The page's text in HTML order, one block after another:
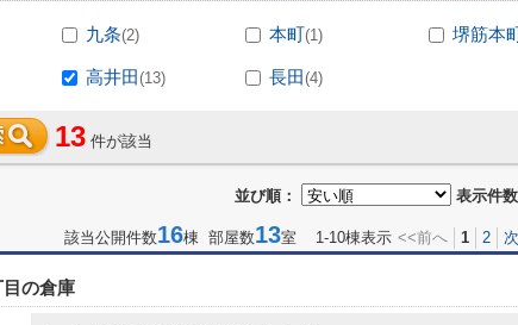
九条(2) 本町(1) 堺筋本
高井田(13) 長田(4)
13 件が該当
並び順： 表示件数
該当公開件数16棟 部屋数13室 1-10棟表示 <<前へ 1 2
の倉庫